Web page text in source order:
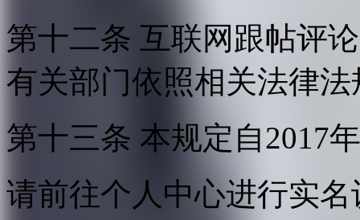
第十二条 互联网跟帖评
有关部门依照相关法律
第十三条 本规定自2017
请前往个人中心进行实名